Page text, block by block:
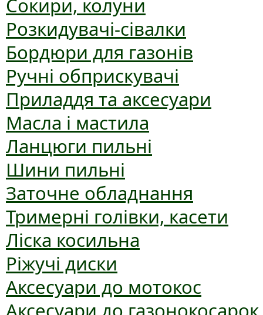
Сокири, колуни
Розкидувачі-сівалки
Бордюри для газонів
Ручні обприскувачі
Приладдя та аксесуари
Масла і мастила
Ланцюги пильні
Шини пильні
Заточне обладнання
Тримерні голівки, касети
Ліска косильна
Ріжучі диски
Аксесуари до мотокос